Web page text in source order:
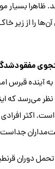
ظاهرا
را از زیر
قبرس
نظر می‌رسد
اکثر
دوران